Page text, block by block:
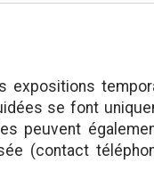
expositions
se font
peuvent
(contact